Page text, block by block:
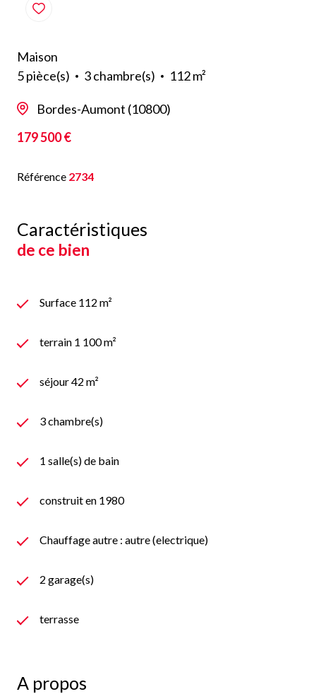
Maison
5 pièce(s)
3 chambre(s) 112 m²
Bordes-Aumont (10800)
179 500 €
Référence 2734
Caractéristiques
de ce bien
Surface 112 m²
terrain 1 100 m²
séjour 42 m²
3 chambre(s)
1 salle(s) de bain
construit en 1980
Chauffage autre : autre (electrique)
2 garage(s)
terrasse
A propos